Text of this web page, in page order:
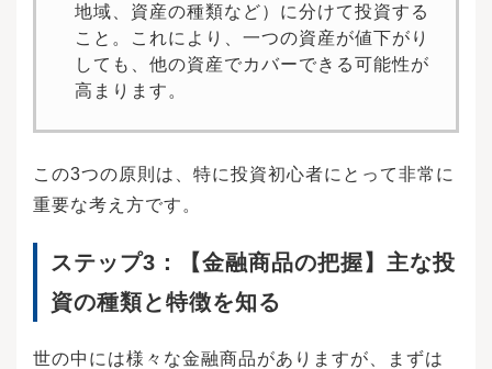
地域、資産の種類など）に分けて投資する
こと。これにより、一つの資産が値下がり
しても、他の資産でカバーできる可能性が
高まります。
この3つの原則は、特に投資初心者にとって非常に
重要な考え方です。
ステップ3：【金融商品の把握】主な投
資の種類と特徴を知る
世の中には様々な金融商品がありますが、まずは